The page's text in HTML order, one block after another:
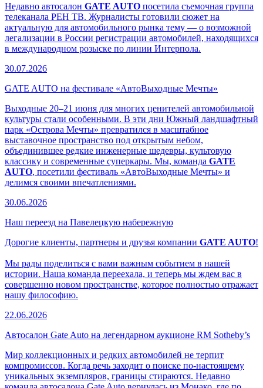
Недавно автосалон GATE AUTO посетила съемочная группа
телеканала РЕН ТВ. Журналисты готовили сюжет на
актуальную для автомобильного рынка тему — о возможной
легализации в России регистрации автомобилей, находящихся
в международном розыске по линии Интерпола.
30.07.2026
GATE AUTO на фестивале «АвтоВыходные Мечты»
Выходные 20–21 июня для многих ценителей автомобильной
культуры стали особенными. В эти дни Южный ландшафтный
парк «Острова Мечты» превратился в масштабное
выставочное пространство под открытым небом,
объединившее редкие инженерные шедевры, культовую
классику и современные суперкары. Мы, команда GATE
AUTO, посетили фестиваль «АвтоВыходные Мечты» и
делимся своими впечатлениями.
30.06.2026
Наш переезд на Павелецкую набережную
Дорогие клиенты, партнеры и друзья компании GATE AUTO!
Мы рады поделиться с вами важным событием в нашей
истории. Наша команда переехала, и теперь мы ждем вас в
совершенно новом пространстве, которое полностью отражает
нашу философию.
22.06.2026
Автосалон Gate Auto на легендарном аукционе RM Sotheby’s
Мир коллекционных и редких автомобилей не терпит
компромиссов. Когда речь заходит о поиске по-настоящему
уникальных экземпляров, границы стираются. Недавно